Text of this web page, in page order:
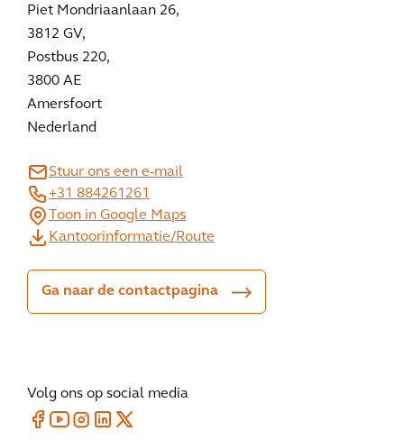
Piet Mondriaanlaan 26,
3812 GV,
Postbus 220,
3800 AE
Amersfoort
Nederland
Stuur ons een e-mail
+31 884261261
Toon in Google Maps
Kantoorinformatie/Route
Ga naar de contactpagina
Volg ons op social media